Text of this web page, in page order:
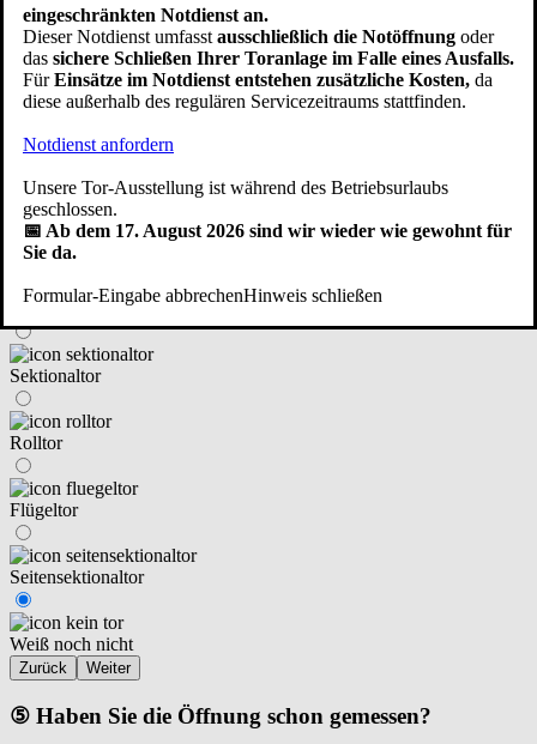
im Haus integriert
neben dem Haus angebaut/freistehend
eine Fertiggarage
④ An welchen Tortyp haben Sie gedacht?
Schwingtor (Kipptor)
Sektionaltor
Rolltor
Flügeltor
Seitensektionaltor
Weiß noch nicht
Zurück Weiter
⑤ Haben Sie die Öffnung schon gemessen?
eingeschränkten Notdienst an.
Dieser Notdienst umfasstausschließlich die Notöffnung oder
das sichere Schließen Ihrer Toranlage im Falle eines Ausfalls.
FürEinsätze im Notdienst entstehen zusätzliche Kosten, da
diese außerhalb des regulären Servicezeitraums stattfinden.
Notdienst anfordern
Unsere Tor-Ausstellung ist während des Betriebsurlaubs
geschlossen.
📅 Ab dem 17. August 2026 sind wir wieder wie gewohnt für
Sie da.
Formular-Eingabe abbrechenHinweis schließen